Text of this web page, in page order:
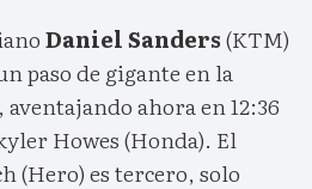
Daniel Sanders(KTM)
paso de gigante en la
ahora en 12:36
Howes (Honda). El
(Hero) es tercero, solo